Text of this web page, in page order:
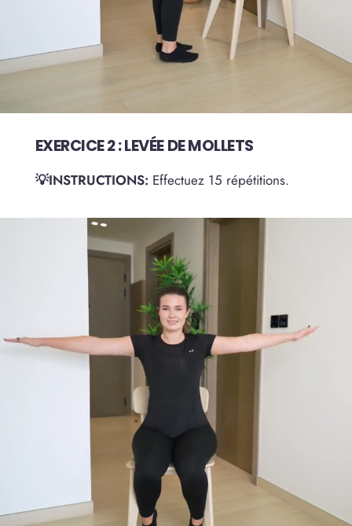
EXERCICE 2 : LEVÉE DE MOLLETS
💡INSTRUCTIONS: Effectuez 15 répétitions.